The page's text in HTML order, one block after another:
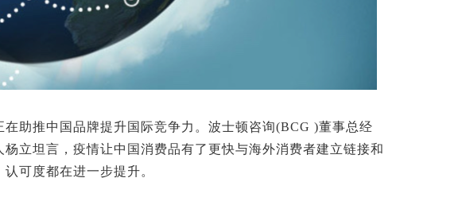
推中国品牌提升国际竞争力。波士顿咨询(BCG )董事总经
立坦言，疫情让中国消费品有了更快与海外消费者建立链接和
可度都在进一步提升。